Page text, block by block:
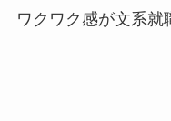
ワクワク感が文系就